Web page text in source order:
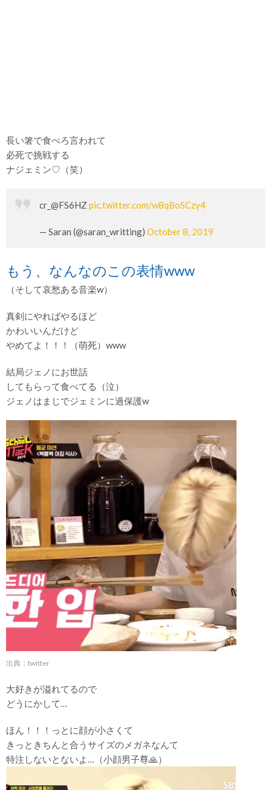
長い箸で食べろ言われて
必死で挑戦する
ナジェミン♡（笑）
cr_@FS6HZ pic.twitter.com/w8qBoSCzy4
— Saran (@saran_writting) October 8, 2019
もう、なんなのこの表情www
（そして哀愁ある音楽w）
真剣にやればやるほど
かわいいんだけど
やめてよ！！！（萌死）www
結局ジェノにお世話
してもらって食べてる（泣）
ジェノはまじでジェミンに過保護w
出典：twitter
大好きが溢れてるので
どうにかして…
ほん！！！っとに顔が小さくて
きっときちんと合うサイズのメガネなんて
特注しないとないよ…（小顔男子尊🙏）